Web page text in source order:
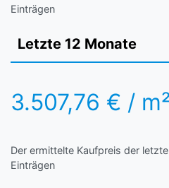
Einträgen
Letzte 12 Monate
3.507,76 € / m²
Der ermittelte Kaufpreis der
Einträgen